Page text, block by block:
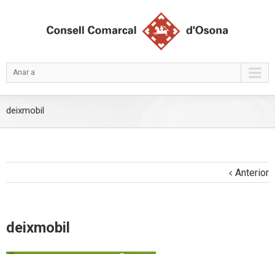
Anar a
deixmobil
Anterior
deixmobil